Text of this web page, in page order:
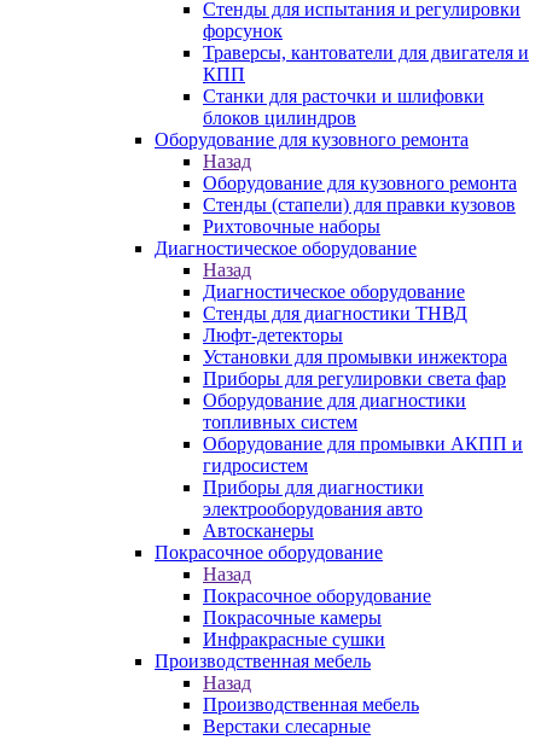
Стенды для испытания и регулировки
форсунок
Траверсы, кантователи для двигателя и
КПП
Станки для расточки и шлифовки
блоков цилиндров
Оборудование для кузовного ремонта
Назад
Оборудование для кузовного ремонта
Стенды (стапели) для правки кузовов
Рихтовочные наборы
Диагностическое оборудование
Назад
Диагностическое оборудование
Стенды для диагностики ТНВД
Люфт-детекторы
Установки для промывки инжектора
Приборы для регулировки света фар
Оборудование для диагностики
топливных систем
Оборудование для промывки АКПП и
гидросистем
Приборы для диагностики
электрооборудования авто
Автосканеры
Покрасочное оборудование
Назад
Покрасочное оборудование
Покрасочные камеры
Инфракрасные сушки
Производственная мебель
Назад
Производственная мебель
Верстаки слесарные